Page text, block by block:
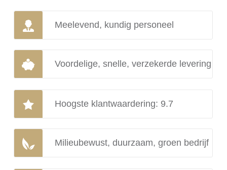
Meelevend, kundig personeel
Voordelige, snelle, verzekerde levering
Hoogste klantwaardering: 9.7
Milieubewust, duurzaam, groen bedrijf